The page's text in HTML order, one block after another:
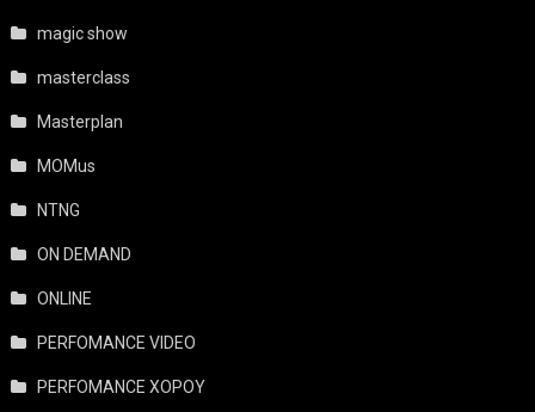
magic show
masterclass
Masterplan
MOMus
NTNG
ON DEMAND
ONLINE
PERFOMANCE VIDEO
PERFOMANCE ΧΟΡΟΥ